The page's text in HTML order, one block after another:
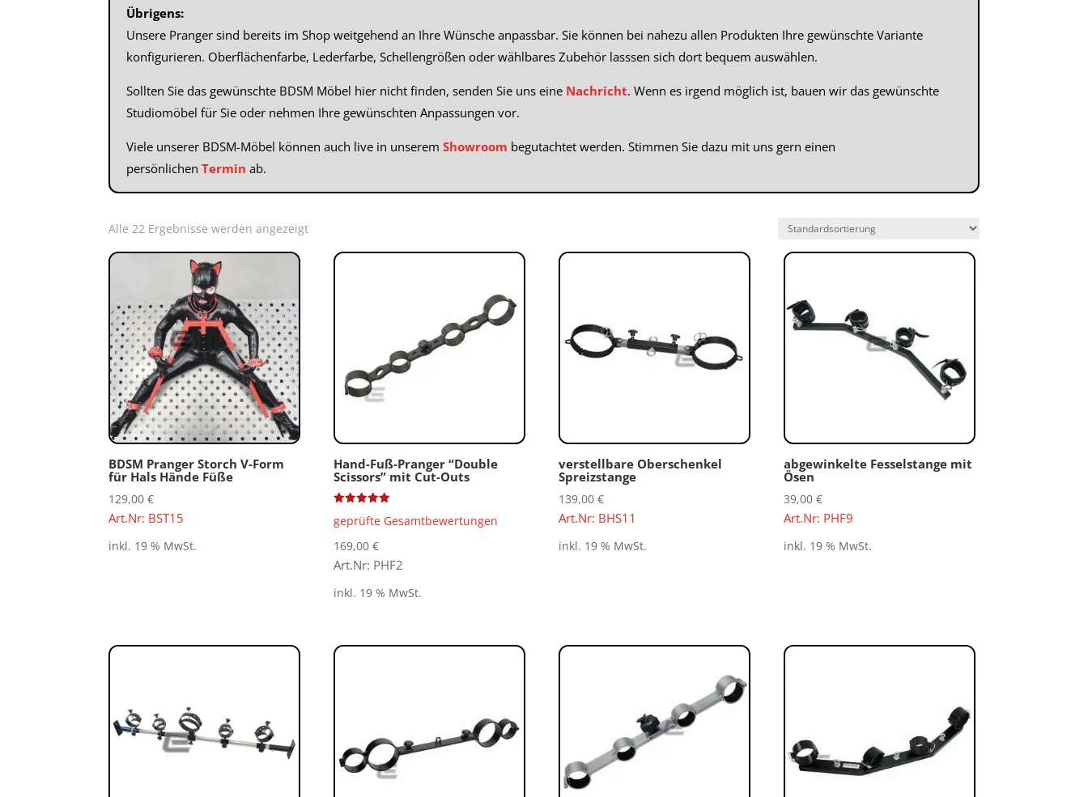
Übrigens:
Unsere Pranger sind bereits im Shop weitgehend an Ihre Wünsche anpassbar. Sie können bei nahezu allen Produkten Ihre gewünschte Variante
konfigurieren. Oberflächenfarbe, Lederfarbe, Schellengrößen oder wählbares Zubehör lasssen sich dort bequem auswählen.
Sollten Sie das gewünschte BDSM Möbel hier nicht finden, senden Sie uns eine Nachricht. Wenn es irgend möglich ist, bauen wir das gewünschte
Studiomöbel für Sie oder nehmen Ihre gewünschten Anpassungen vor.
Viele unserer BDSM-Möbel können auch live in unseremShowroom begutachtet werden. Stimmen Sie dazu mit uns gern einen
persönlichenTermin ab.
Alle 22 Ergebnisse werden angezeigt
BDSM Pranger Storch V-Form
für Hals Hände Füße
129,00€
Art.Nr: BST15
inkl. 19 % MwSt.
Hand-Fuß-Pranger “Double
Scissors” mit Cut-Outs
mit
von 5
geprüfte Gesamtbewertungen
169,00€
Art.Nr: PHF2
inkl. 19 % MwSt.
verstellbare Oberschenkel
Spreizstange
139,00€
Art.Nr: BHS11
inkl. 19 % MwSt.
abgewinkelte Fesselstange mit
Ösen
39,00€
Art.Nr: PHF9
inkl. 19 % MwSt.